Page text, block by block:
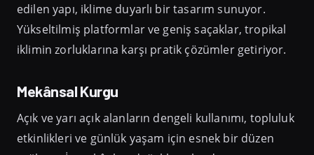
edilen yapı, iklime duyarlı bir tasarım sunuyor.
Yükseltilmiş platformlar ve geniş saçaklar, tropikal
iklimin zorluklarına karşı pratik çözümler getiriyor.
Mekânsal Kurgu
Açık ve yarı açık alanların dengeli kullanımı, topluluk
etkinlikleri ve günlük yaşam için esnek bir düzen